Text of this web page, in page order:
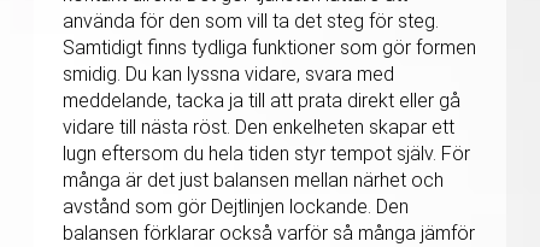
använda för den som vill ta det steg för steg.
Samtidigt finns tydliga funktioner som gör formen
smidig. Du kan lyssna vidare, svara med
meddelande, tacka ja till att prata direkt eller gå
vidare till nästa röst. Den enkelheten skapar ett
lugn eftersom du hela tiden styr tempot själv. För
många är det just balansen mellan närhet och
avstånd som gör Dejtlinjen lockande. Den
balansen förklarar också varför så många jämför